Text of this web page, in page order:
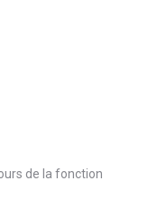
de la fonction